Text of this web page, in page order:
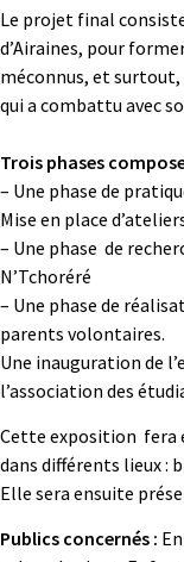
Le projet final
d’Airaines, pour
méconnus, et surtout,
qui a combattu avec
Trois phases
– Une phase de
Mise en place
– Une phase de
N’Tchoréré
– Une phase de
parents volontaires.
Une inauguration de
l’association des
Cette exposition fera
dans différents lieux :
Elle sera ensuite
Publics concernés :